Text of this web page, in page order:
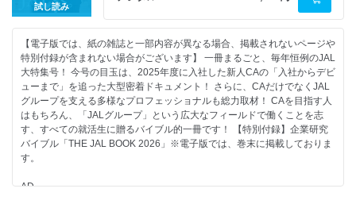
自己分析、TOEIC、インターンシップ…「いまやるべきこと」が全部分か
る！
はじめての航空就活
ゼロから分かる準備＆合格ステップ
36 働きたい場所から見つける
あなたにぴったりの航空業界お仕事MAP
40 似たような制服を着ているが実はかなり違う
CAとグランドスタッフのお仕事比較
42 「いつ」「何を」すべきかがパッと分かる！
2028年度新卒版 航空就活カレンダー
自分を知る「自己分析」ワーク
［エアステージ］編集部おすすめ！ 客室乗務員＆グランドスタッフを志
あこがれの現場を実際に見にいこう！ 読者モデルが行く会社訪問J-AIR編
（ご案内）エアステージ・エアラインスクール
外資系CA Tokoのチャットルーム
日系各社、2027年度CA＆GS新卒採用募集要項収録！ 空の現場で働こ
う！注目求人PICK UPスペシャル
Readers’ With（読者のお便りページ）
エアステージ・エアラインスクール人気講師が伝授する「受験生が得する
ヒント」
CAになるための教科書
AD
攻略法
そもそもCA＆グランドスタッフの応募書類とは？
AIって使っていいの？
どんなスナップ写真を送ればいいの？
合否を分けるのはココ！「会いたい」と思わせるエントリー動画の作り方
採用担当者を惹きつける！通過するエントリーシート CA＆グランドスタ
ッフ合格者の「書き方・見せ方」
「なぜこの会社か」を論理的に証明している 合格した先輩たちの志望動
機
あなたの応募書類をより良くするヒント いますぐ応用できる選考突破の
実践テクニック
試し読み
【電子版では、紙の雑誌と一部内容が異なる場合、掲載されないページや
特別付録が含まれない場合がございます】 一冊まるごと、毎年恒例のJAL
大特集号！ 今号の目玉は、2025年度に入社した新人CAの「入社からデビ
ューまで」を追った大型密着ドキュメント！ さらに、CAだけでなくJAL
グループを支える多様なプロフェッショナルも総力取材！ CAを目指す人
はもちろん、「JALグループ」という広大なフィールドで働くことを志
す、すべての就活生に贈るバイブル的一冊です！ 【特別付録】企業研究
バイブル「THE JAL BOOK 2026」※電子版では、巻末に掲載しておりま
す。
AD